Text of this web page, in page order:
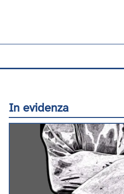
In evidenza